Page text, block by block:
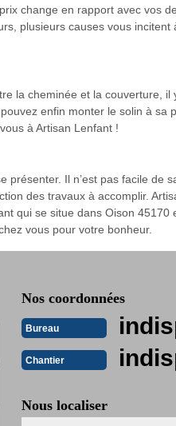
change en rapport avec vos
plusieurs causes vous
la cheminée et la couverture,
enfin monter le solin à
à Artisan Lenfant !
Il n’est pas facile de
des travaux à accomplir.
qui se situe dans Oison
vous pour votre bonheur.
Nos coordonnées
Bureau
Chantier
Nous localiser